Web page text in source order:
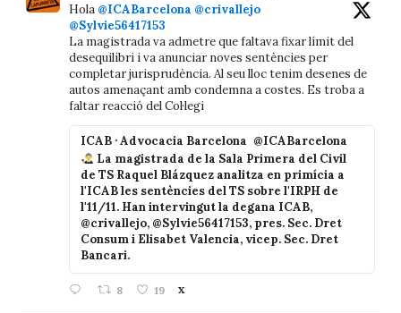
Hola @ICABarcelona @crivallejo
@Sylvie56417153
La magistrada va admetre que faltava fixar límit del
desequilibri i va anunciar noves sentències per
completar jurisprudència. Al seu lloc tenim desenes de
autos amenaçant amb condemna a costes. Es troba a
faltar reacció del Col·legi
ICAB · Advocacia Barcelona @ICABarcelona
La magistrada de la Sala Primera del Civil
de TS Raquel Blázquez analitza en primícia a
l'ICAB les sentències del TS sobre l'IRPH de
l'11/11. Han intervingut la degana ICAB,
@crivallejo, @Sylvie56417153, pres. Sec. Dret
Consum i Elisabet Valencia, vicep. Sec. Dret
Bancari.
8 19 X